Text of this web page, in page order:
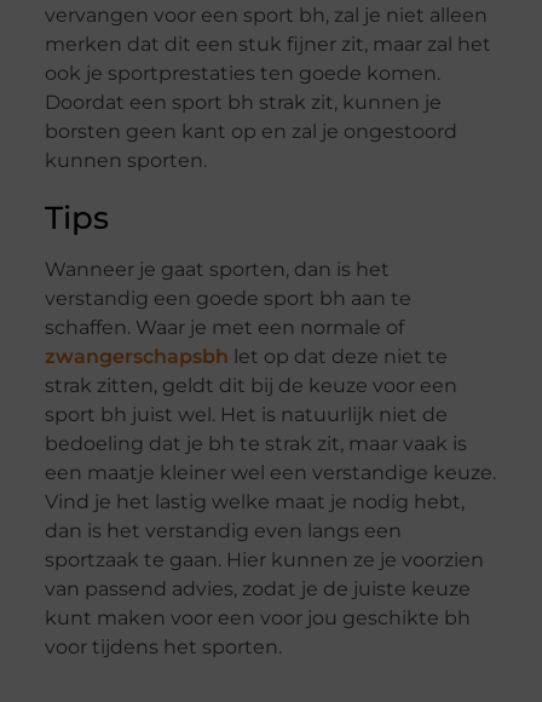
vervangen voor een sport bh, zal je niet alleen
merken dat dit een stuk fijner zit, maar zal het
ook je sportprestaties ten goede komen.
Doordat een sport bh strak zit, kunnen je
borsten geen kant op en zal je ongestoord
kunnen sporten.
Tips
Wanneer je gaat sporten, dan is het
verstandig een goede sport bh aan te
schaffen. Waar je met een normale of
zwangerschapsbh let op dat deze niet te
strak zitten, geldt dit bij de keuze voor een
sport bh juist wel. Het is natuurlijk niet de
bedoeling dat je bh te strak zit, maar vaak is
een maatje kleiner wel een verstandige keuze.
Vind je het lastig welke maat je nodig hebt,
dan is het verstandig even langs een
sportzaak te gaan. Hier kunnen ze je voorzien
van passend advies, zodat je de juiste keuze
kunt maken voor een voor jou geschikte bh
voor tijdens het sporten.